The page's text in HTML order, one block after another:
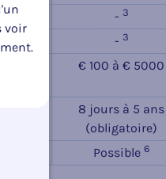
- 3
- 3
€ 100 à € 5000
8 jours à 5 ans
(obligatoire)
Possible 6
voir